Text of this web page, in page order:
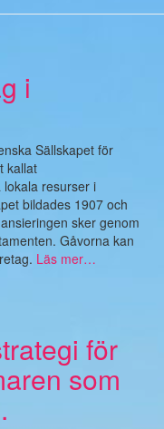
i
Sällskapet för
kallat
resurser i
bildades 1907 och
sker genom
Gåvorna kan
Läs mer…
för
som